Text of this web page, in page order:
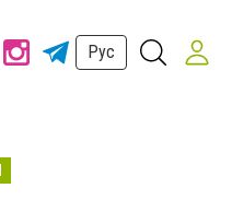
Рус